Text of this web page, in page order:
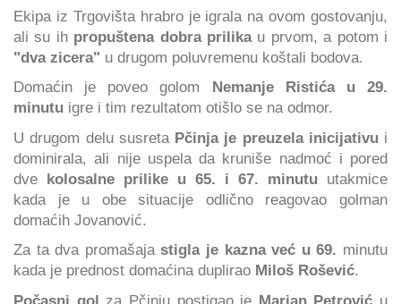
Ekipa iz Trgovišta hrabro je igrala na ovom gostovanju,
ali su ihpropuštena dobra prilikau prvom, a potom i
"dva zicera" u drugom poluvremenu koštali bodova.
Domaćin je poveo golom
Nemanje Ristića u 29.
minutu igre i tim rezultatom otišlo se na odmor.
U drugom delu susreta Pčinja je preuzela inicijativui
dominirala, ali nije uspela da kruniše nadmoć i pored
dve kolosalne prilike u 65. i 67. minutu utakmice
kada je u obe situacije odlično reagovao golman
domaćih Jovanović.
Za ta dva promašajastigla je kazna već u 69. minutu
kada je prednost domaćina duplirao Miloš Rošević.
Počasni gol za Pčinju postigao je Marjan Petrović u